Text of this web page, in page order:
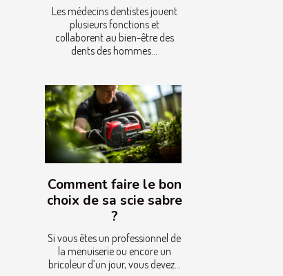
Les médecins dentistes jouent
plusieurs fonctions et
collaborent au bien-être des
dents des hommes...
Comment faire le bon
choix de sa scie sabre
?
Si vous êtes un professionnel de
la menuiserie ou encore un
bricoleur d’un jour, vous devez...